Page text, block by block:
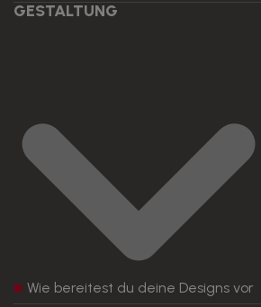
GESTALTUNG
Wie bereitest du deine Designs vor